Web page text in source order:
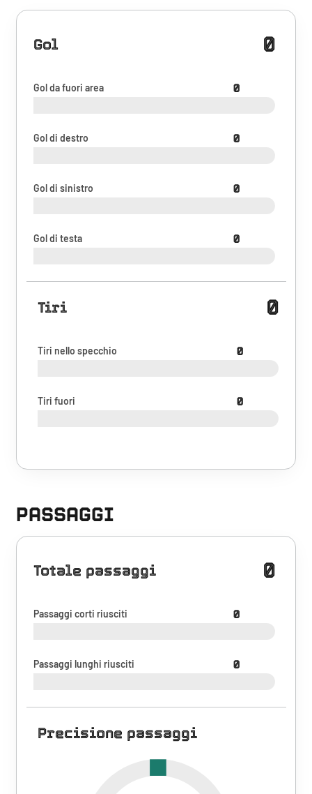
Gol 0
Gol da fuori area 0
Gol di destro 0
Gol di sinistro 0
Gol di testa 0
Tiri 0
Tiri nello specchio 0
Tiri fuori 0
PASSAGGI
Totale passaggi 0
Passaggi corti riusciti 0
Passaggi lunghi riusciti 0
Precisione passaggi